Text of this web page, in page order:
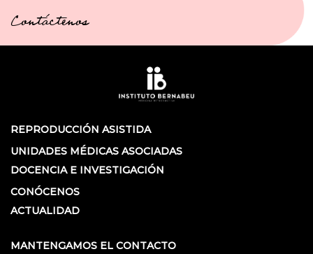
Contáctenos
REPRODUCCIÓN ASISTIDA
UNIDADES MÉDICAS ASOCIADAS
DOCENCIA E INVESTIGACIÓN
CONÓCENOS
ACTUALIDAD
MANTENGAMOS EL CONTACTO